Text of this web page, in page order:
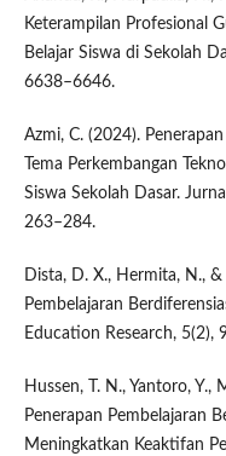
Keterampilan Profesional
Belajar Siswa di Sekolah
6638–6646.
Azmi, C. (2024).
Tema Perkembangan
Siswa Sekolah Dasar.
263–284.
Dista, D. X., Hermita, N., &
Pembelajaran
Education Research, 5(2),
Hussen, T. N., Yantoro, Y.,
Penerapan Pembelajaran
Meningkatkan Keaktifan